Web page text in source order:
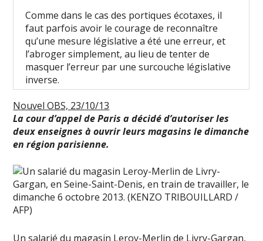
Comme dans le cas des portiques écotaxes, il
faut parfois avoir le courage de reconnaître
qu’une mesure législative a été une erreur, et
l’abroger simplement, au lieu de tenter de
masquer l’erreur par une surcouche législative
inverse.
Nouvel OBS, 23/10/13
La cour d’appel de Paris a décidé d’autoriser les
deux enseignes à ouvrir leurs magasins le dimanche
en région parisienne.
Un salarié du magasin Leroy-Merlin de Livry-Gargan,